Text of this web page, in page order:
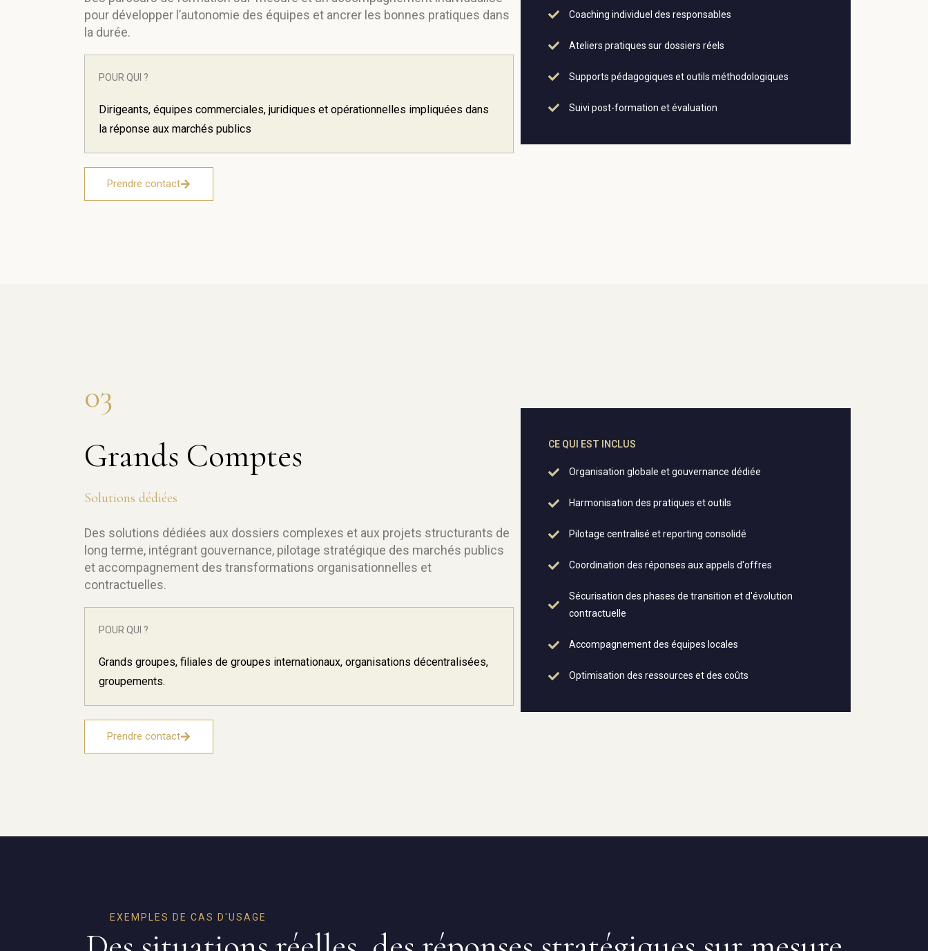
pour développer l’autonomie des équipes et ancrer les bonnes pratiques dans
la durée.
POUR QUI ?
Dirigeants, équipes commerciales, juridiques et opérationnelles impliquées dans
la réponse aux marchés publics
Prendre contact
Coaching individuel des responsables
Ateliers pratiques sur dossiers réels
Supports pédagogiques et outils méthodologiques
Suivi post-formation et évaluation
03
Grands Comptes
Solutions dédiées
Des solutions dédiées aux dossiers complexes et aux projets structurants de
long terme, intégrant gouvernance, pilotage stratégique des marchés publics
et accompagnement des transformations organisationnelles et
contractuelles.
POUR QUI ?
Grands groupes, filiales de groupes internationaux, organisations décentralisées,
groupements.
Prendre contact
CE QUI EST INCLUS
Organisation globale et gouvernance dédiée
Harmonisation des pratiques et outils
Pilotage centralisé et reporting consolidé
Coordination des réponses aux appels d'offres
Sécurisation des phases de transition et d'évolution
contractuelle
Accompagnement des équipes locales
Optimisation des ressources et des coûts
EXEMPLES DE CAS D'USAGE